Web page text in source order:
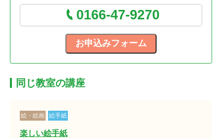
0166-47-9270
同じ教室の講座
絵・絵画 絵手紙
楽しい絵手紙